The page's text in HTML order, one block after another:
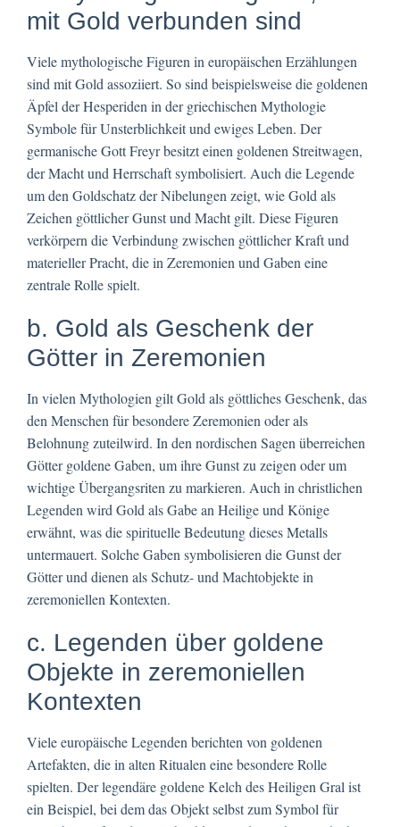
mit Gold verbunden sind
Viele mythologische Figuren in europäischen Erzählungen
sind mit Gold assoziiert. So sind beispielsweise die goldenen
Äpfel der Hesperiden in der griechischen Mythologie
Symbole für Unsterblichkeit und ewiges Leben. Der
germanische Gott Freyr besitzt einen goldenen Streitwagen,
der Macht und Herrschaft symbolisiert. Auch die Legende
um den Goldschatz der Nibelungen zeigt, wie Gold als
Zeichen göttlicher Gunst und Macht gilt. Diese Figuren
verkörpern die Verbindung zwischen göttlicher Kraft und
materieller Pracht, die in Zeremonien und Gaben eine
zentrale Rolle spielt.
b. Gold als Geschenk der
Götter in Zeremonien
In vielen Mythologien gilt Gold als göttliches Geschenk, das
den Menschen für besondere Zeremonien oder als
Belohnung zuteilwird. In den nordischen Sagen überreichen
Götter goldene Gaben, um ihre Gunst zu zeigen oder um
wichtige Übergangsriten zu markieren. Auch in christlichen
Legenden wird Gold als Gabe an Heilige und Könige
erwähnt, was die spirituelle Bedeutung dieses Metalls
untermauert. Solche Gaben symbolisieren die Gunst der
Götter und dienen als Schutz- und Machtobjekte in
zeremoniellen Kontexten.
c. Legenden über goldene
Objekte in zeremoniellen
Kontexten
Viele europäische Legenden berichten von goldenen
Artefakten, die in alten Ritualen eine besondere Rolle
spielten. Der legendäre goldene Kelch des Heiligen Gral ist
ein Beispiel, bei dem das Objekt selbst zum Symbol für